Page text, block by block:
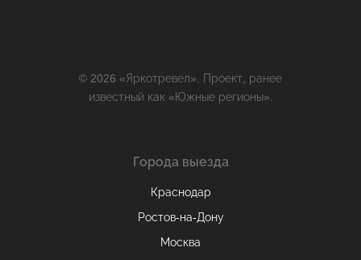
© 2026 «Яркотревел». Проект, ранее
известный как «Южные регионы».
Города выезда
Краснодар
Ростов-на-Дону
Москва